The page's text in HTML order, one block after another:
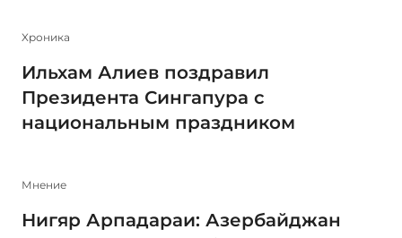
Xроника
Ильхам Алиев поздравил
Президента Сингапура с
национальным праздником
Мнение
Нигяр Арпадараи: Азербайджан